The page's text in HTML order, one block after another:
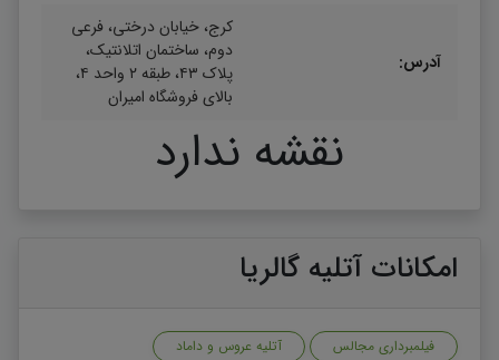
آدرس:
کرج، خیابان درختی، فرعی
دوم، ساختمان اتلانتیک،
پلاک ۴۳، طبقه ۲ واحد ۴،
بالای فروشگاه امیران
نقشه ندارد
امکانات آتلیه گالریا
فیلمبرداری مجالس
آتلیه عروس و داماد